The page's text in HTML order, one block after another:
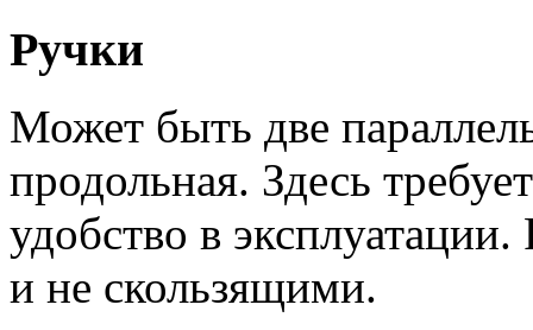
Ручки
Может быть две
продольная. Здесь
удобство в
и не скользящими.